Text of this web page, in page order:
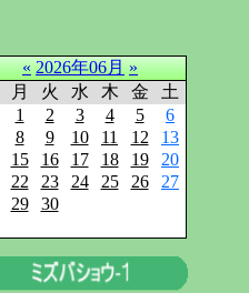
« 2026年06月 »
月 火 水 木 金
土
1
2 3 4 5
6
8 9 10 11 12
13
15 16 17 18 19
20
22 23 24 25 26
27
29 30